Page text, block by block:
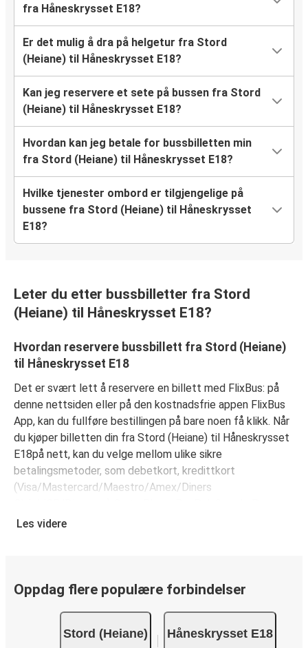
fra Håneskrysset E18?
Er det mulig å dra på helgetur fra Stord
(Heiane) til Håneskrysset E18?
Kan jeg reservere et sete på bussen fra Stord
(Heiane) til Håneskrysset E18?
Hvordan kan jeg betale for bussbilletten min
fra Stord (Heiane) til Håneskrysset E18?
Hvilke tjenester ombord er tilgjengelige på
bussene fra Stord (Heiane) til Håneskrysset
E18?
Leter du etter bussbilletter fra Stord
(Heiane) til Håneskrysset E18?
Hvordan reservere bussbillett fra Stord (Heiane)
til Håneskrysset E18
Det er svært lett å reservere en billett med FlixBus: på
denne nettsiden eller på den kostnadsfrie appen FlixBus
App, kan du fullføre bestillingen på bare noen få klikk. Når
du kjøper billetten din fra Stord (Heiane) til Håneskrysset
E18på nett, kan du velge mellom ulike sikre
betalingsmetoder, som debetkort, kredittkort
(Visa/Mastercard/Maestro/Amex/Diners
Apple Pay.
Les videre
Oppdag flere populære forbindelser
Stord (Heiane) Håneskrysset E18